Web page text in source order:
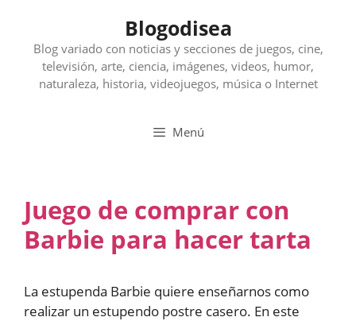
contenido
Blogodisea
Blog variado con noticias y secciones de juegos, cine,
televisión, arte, ciencia, imágenes, videos, humor,
naturaleza, historia, videojuegos, música o Internet
Menú
Juego de comprar con
Barbie para hacer tarta
La estupenda Barbie quiere enseñarnos como
realizar un estupendo postre casero. En este